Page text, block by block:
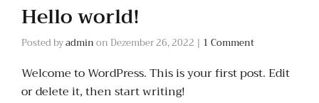
Hello world!
Posted byadminon Dezember 26, 2022 | 1 Comment
Welcome to WordPress. This is your first post. Edit
or delete it, then start writing!